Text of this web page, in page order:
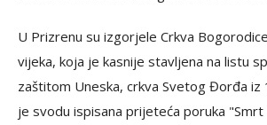
U Prizrenu su izgorjele Crkva
vijeka, koja je kasnije stavljena na listu
zaštitom Uneska, crkva Svetog Đorđa iz
je svodu ispisana prijeteća poruka "Smrt